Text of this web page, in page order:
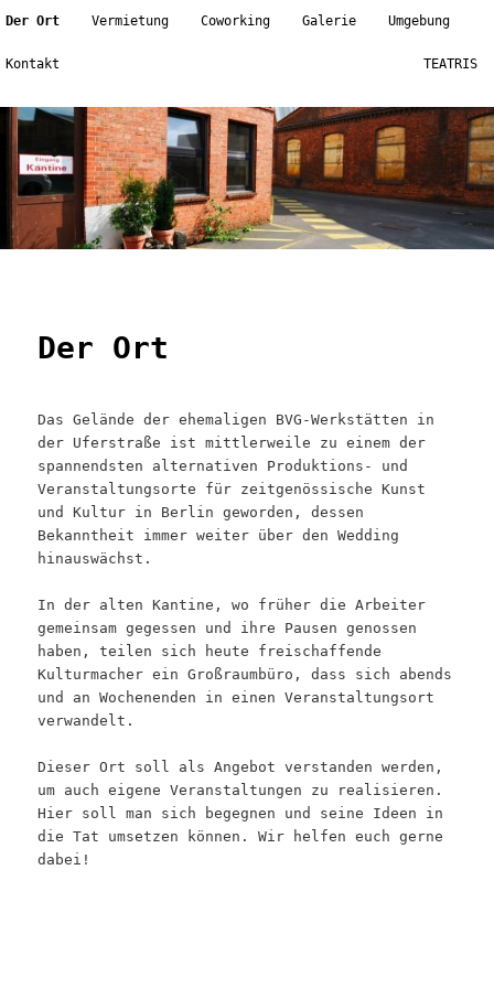
Main menu
Skip to primary content
Skip to secondary content
Der Ort Vermietung Coworking Galerie Umgebung
Kontakt TEATRIS
Der Ort
Das Gelände der ehemaligen BVG-Werkstätten in
der Uferstraße ist mittlerweile zu einem der
spannendsten alternativen Produktions- und
Veranstaltungsorte für zeitgenössische Kunst
und Kultur in Berlin geworden, dessen
Bekanntheit immer weiter über den Wedding
hinauswächst.
In der alten Kantine, wo früher die Arbeiter
gemeinsam gegessen und ihre Pausen genossen
haben, teilen sich heute freischaffende
Kulturmacher ein Großraumbüro, dass sich abends
und an Wochenenden in einen Veranstaltungsort
verwandelt.
Dieser Ort soll als Angebot verstanden werden,
um auch eigene Veranstaltungen zu realisieren.
Hier soll man sich begegnen und seine Ideen in
die Tat umsetzen können. Wir helfen euch gerne
dabei!